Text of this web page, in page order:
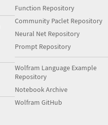
Function Repository
Community Paclet Repository
Neural Net Repository
Prompt Repository
Wolfram Language Example
Repository
Notebook Archive
Wolfram GitHub